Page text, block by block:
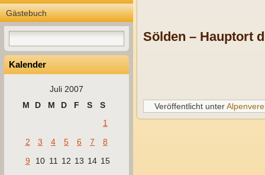
Gästebuch
Kalender
Juli 2007
M
D M D F S
S
1
2
3 4 5 6 7
8
9
10 11 12 13 14 15
Sölden – Hauptort
Veröffentlicht unter